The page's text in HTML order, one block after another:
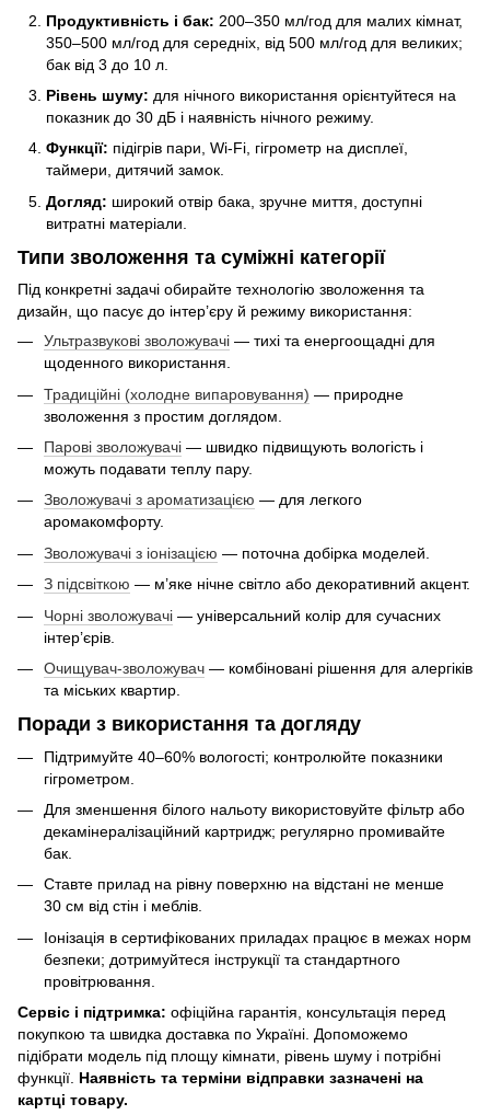
Продуктивність і бак: 200–350 мл/год для малих кімнат,
350–500 мл/год для середніх, від 500 мл/год для великих;
бак від 3 до 10 л.
Рівень шуму: для нічного використання орієнтуйтеся на
показник до 30 дБ і наявність нічного режиму.
Функції: підігрів пари, Wi-Fi, гігрометр на дисплеї,
таймери, дитячий замок.
Догляд: широкий отвір бака, зручне миття, доступні
витратні матеріали.
Типи зволоження та суміжні категорії
Під конкретні задачі обирайте технологію зволоження та
дизайн, що пасує до інтер’єру й режиму використання:
Ультразвукові зволожувачі — тихі та енергоощадні для
щоденного використання.
Традиційні (холодне випаровування) — природне
зволоження з простим доглядом.
Парові зволожувачі — швидко підвищують вологість і
можуть подавати теплу пару.
Зволожувачі з ароматизацією — для легкого
аромакомфорту.
Зволожувачі з іонізацією — поточна добірка моделей.
З підсвіткою — м’яке нічне світло або декоративний акцент.
Чорні зволожувачі — універсальний колір для сучасних
інтер’єрів.
Очищувач-зволожувач — комбіновані рішення для алергіків
та міських квартир.
Поради з використання та догляду
Підтримуйте 40–60% вологості; контролюйте показники
гігрометром.
Для зменшення білого нальоту використовуйте фільтр або
декамінералізаційний картридж; регулярно промивайте
бак.
Ставте прилад на рівну поверхню на відстані не менше
30 см від стін і меблів.
Іонізація в сертифікованих приладах працює в межах норм
безпеки; дотримуйтеся інструкції та стандартного
провітрювання.
Сервіс і підтримка: офіційна гарантія, консультація перед
покупкою та швидка доставка по Україні. Допоможемо
підібрати модель під площу кімнати, рівень шуму і потрібні
функції. Наявність та терміни відправки зазначені на
картці товару.